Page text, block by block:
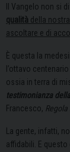
Il Vangelo non si
qualità della
ascoltare e di
È questa la
l’ottavo
ossia in terra di
testimonianza
Francesco,
La gente, infatti,
affidabili. E